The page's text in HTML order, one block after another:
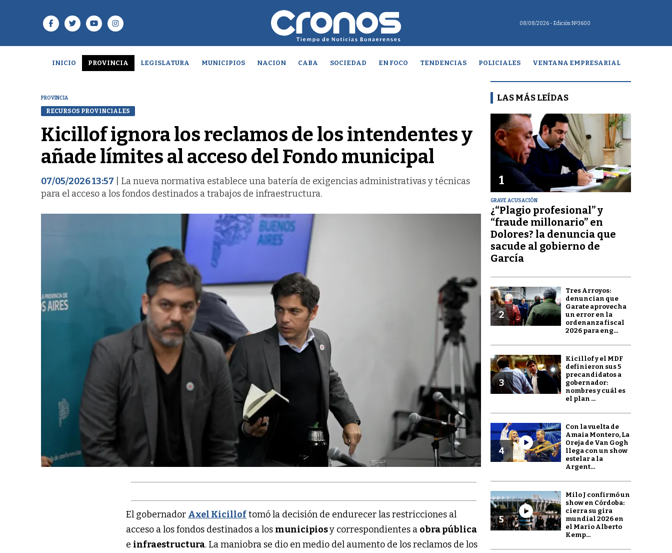
08/08/2026 - Edición Nº3600
INICIO PROVINCIA LEGISLATURA MUNICIPIOS NACION CABA SOCIEDAD EN FOCO TENDENCIAS POLICIALES VENTANA EMPRESARIAL
PROVINCIA
RECURSOS PROVINCIALES
Kicillof ignora los reclamos de los intendentes y
añade límites al acceso del Fondo municipal
07/05/2026 13:57 | La nueva normativa establece una batería de exigencias administrativas y técnicas
para el acceso a los fondos destinados a trabajos de infraestructura.
El gobernador Axel Kicilloftomó la decisión de endurecer las restricciones al
acceso a los fondos destinados a los municipiosy correspondientes a obra pública
e infraestructura. La maniobra se dio en medio del aumento de los reclamos de los
LAS MÁS LEÍDAS
1
GRAVE ACUSACIÓN
¿“Plagio profesional” y
“fraude millonario” en
Dolores? la denuncia que
sacude al gobierno de
García
2
Tres Arroyos:
denuncian que
Garate aprovecha
un error en la
ordenanza fiscal
2026 para eng...
3
Kicillof y el MDF
definieron sus 5
precandidatos a
gobernador:
nombres y cuál es
el plan ...
4
Con la vuelta de
Amaia Montero, La
Oreja de Van Gogh
llega con un show
estelar a la
Argent...
5
Milo J confirmó un
show en Córdoba:
cierra su gira
mundial 2026 en
el Mario Alberto
Kemp...